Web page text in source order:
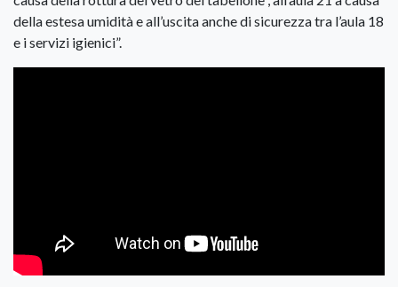
della estesa umidità e all’uscita anche di sicurezza tra l’aula 18
e i servizi igienici”.